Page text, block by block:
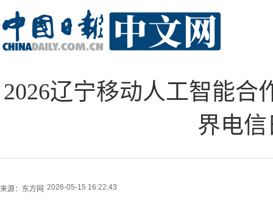
2026辽宁移动人工智能合
界电
来源： 东方网 2026-05-15 16:22:43